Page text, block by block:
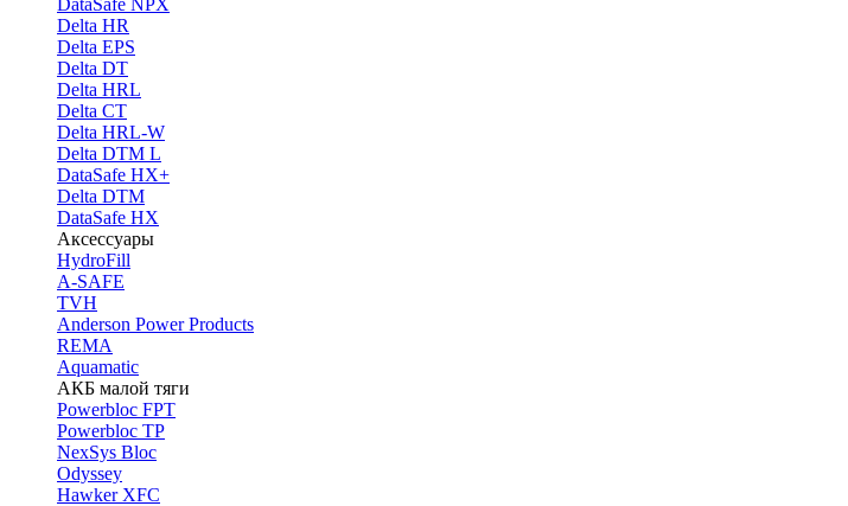
DataSafe NPX
Delta HR
Delta EPS
Delta DT
Delta HRL
Delta CT
Delta HRL-W
Delta DTM L
DataSafe HX+
Delta DTM
DataSafe HX
Аксессуары
HydroFill
A-SAFE
TVH
Anderson Power Products
REMA
Aquamatic
АКБ малой тяги
Powerbloc FPT
Powerbloc TP
NexSys Bloc
Odyssey
Hawker XFC